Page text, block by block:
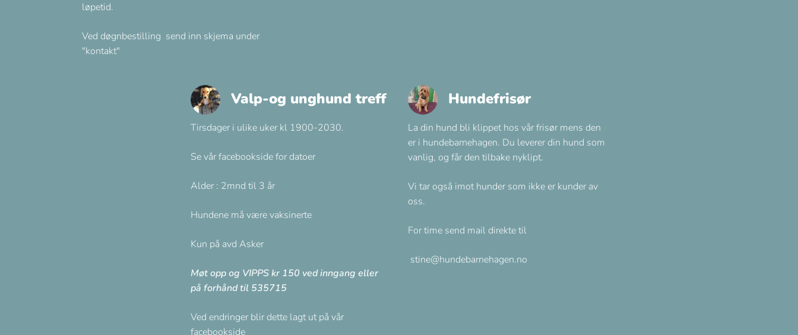
løpetid.
Ved døgnbestilling send inn skjema under
"kontakt"
Valp-og unghund treff
Tirsdager i ulike uker kl 1900-2030.
Se vår facebookside for datoer
Alder : 2mnd til 3 år
Hundene må være vaksinerte
Kun på avd Asker
Møt opp og VIPPS kr 150 ved inngang eller
på forhånd til 535715
Ved endringer blir dette lagt ut på vår
facebookside
Hundefrisør
La din hund bli klippet hos vår frisør mens den
er i hundebarnehagen. Du leverer din hund som
vanlig, og får den tilbake nyklipt.
Vi tar også imot hunder som ikke er kunder av
oss.
For time send mail direkte til
stine@hundebarnehagen.no